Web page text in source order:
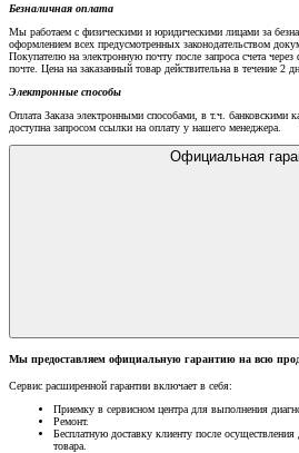
Безналичная оплата
Мы работаем с физическими и юридическими лицами за
оформлением всех предусмотренных законодательством
Покупателю на электронную почту после запроса счета
почте. Цена на заказанный товар действительна в течение 2
Электронные способы
Оплата Заказа электронными способами, в т.ч. банковскими
доступна запросом ссылки на оплату у нашего менеджера.
Официальная
Мы предоставляем официальную гарантию на всю
Сервис расширенной гарантии включает в себя:
Приемку в сервисном центра для выполнения
Ремонт.
Бесплатную доставку клиенту после
товара.